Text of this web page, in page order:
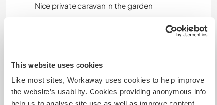
This website uses cookies
Like most sites, Workaway uses cookies to help improve
the website’s usability. Cookies providing anonymous info
help us to analyse site use as well as improve content
SENDERISMO
Nice private caravan in the garden
We will cook together and I will adapt to your
Un poco más de información
Acceso a Internet